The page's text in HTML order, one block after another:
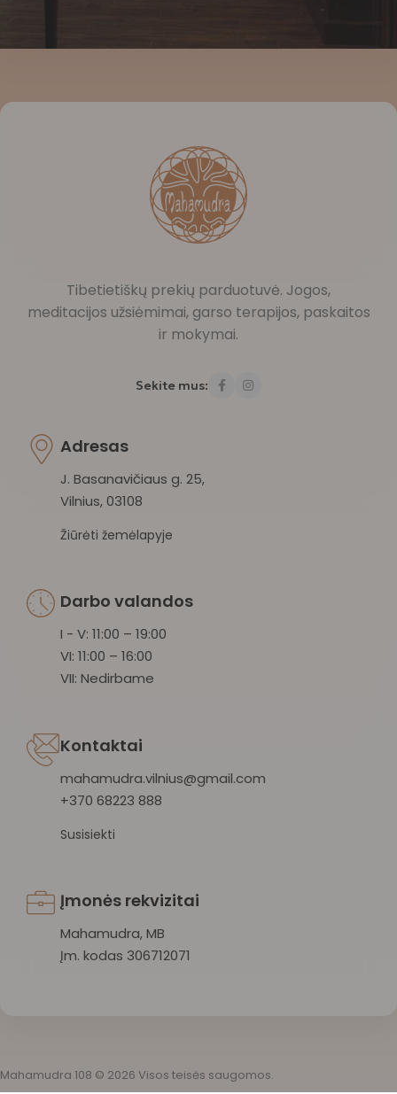
Tibetietiškų prekių parduotuvė. Jogos,
meditacijos užsiėmimai, garso terapijos, paskaitos
ir mokymai.
Sekite mus:
Adresas
J. Basanavičiaus g. 25,
Vilnius, 03108
Žiūrėti žemėlapyje
Darbo valandos
I - V: 11:00 – 19:00
VI: 11:00 – 16:00
VII: Nedirbame
Kontaktai
mahamudra.vilnius@gmail.com
+370 68223 888
Susisiekti
Įmonės rekvizitai
Mahamudra, MB
Įm. kodas 306712071
Mahamudra 108 © 2026 Visos teisės saugomos.